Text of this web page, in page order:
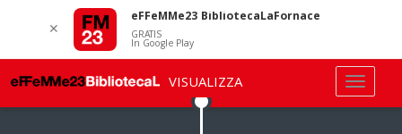
✕
eFFeMMe23 BibliotecaLaFornace
GRATIS
In Google Play
VISUALIZZA